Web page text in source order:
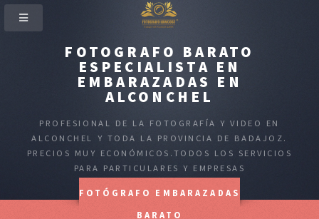
FOTOGRAFO BARATO
ESPECIALISTA EN
EMBARAZADAS EN
ALCONCHEL
PROFESIONAL DE LA FOTOGRAFÍA Y VIDEO EN
ALCONCHEL Y TODA LA PROVINCIA DE BADAJOZ.
PRECIOS MUY ECONÓMICOS.TODOS LOS SERVICIOS
PARA PARTICULARES Y EMPRESAS
FOTÓGRAFO EMBARAZADAS
BARATO